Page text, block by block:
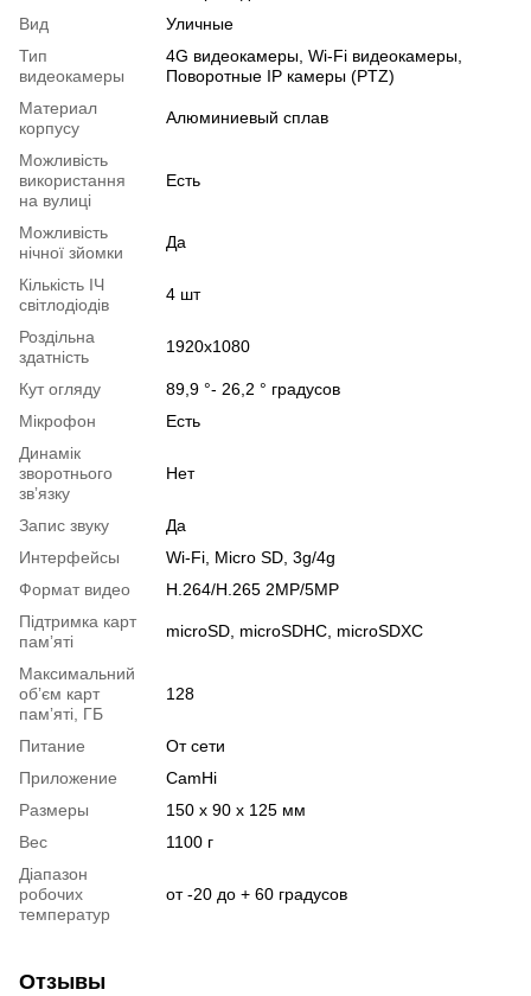
Вид
Уличные
Тип
видеокамеры
4G видеокамеры, Wi-Fi видеокамеры,
Поворотные IP камеры (PTZ)
Материал
корпусу
Алюминиевый сплав
Можливість
використання
на вулиці
Есть
Можливість
нічної зйомки
Да
Кількість ІЧ
світлодіодів
4 шт
Роздільна
здатність
1920x1080
Кут огляду
89,9 °- 26,2 ° градусов
Мікрофон
Есть
Динамік
зворотнього
звʼязку
Нет
Запис звуку
Да
Интерфейсы
Wi-Fi, Micro SD, 3g/4g
Формат видео
H.264/H.265 2MP/5MP
Підтримка карт
памʼяті
microSD, microSDHC, microSDXC
Максимальний
обʼєм карт
памʼяті, ГБ
128
Питание
От сети
Приложение
CamHi
Размеры
150 х 90 х 125 мм
Вес
1100 г
Діапазон
робочих
температур
от -20 до + 60 градусов
Отзывы